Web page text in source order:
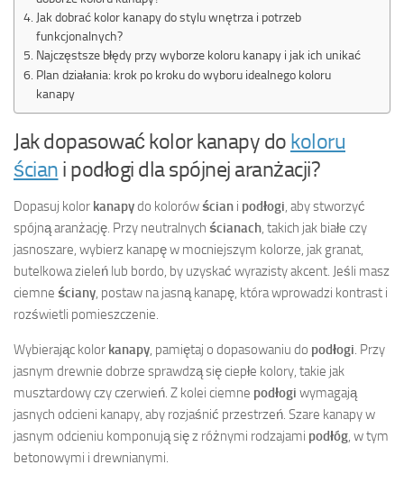
Jak dobrać kolor kanapy do stylu wnętrza i potrzeb
funkcjonalnych?
Najczęstsze błędy przy wyborze koloru kanapy i jak ich unikać
Plan działania: krok po kroku do wyboru idealnego koloru
kanapy
Jak dopasować kolor kanapy do koloru
ścian i podłogi dla spójnej aranżacji?
Dopasuj kolor kanapydo kolorówścian i podłogi , aby stworzyć
spójną aranżację. Przy neutralnych ścianach , takich jak białe czy
jasnoszare, wybierz kanapę w mocniejszym kolorze, jak granat,
butelkowa zieleń lub bordo, by uzyskać wyrazisty akcent. Jeśli masz
ciemne ściany , postaw na jasną kanapę, która wprowadzi kontrast i
rozświetli pomieszczenie.
Wybierając kolor kanapy , pamiętaj o dopasowaniu do podłogi . Przy
jasnym drewnie dobrze sprawdzą się ciepłe kolory, takie jak
musztardowy czy czerwień. Z kolei ciemne podłogi wymagają
jasnych odcieni kanapy, aby rozjaśnić przestrzeń. Szare kanapy w
jasnym odcieniu komponują się z różnymi rodzajami podłóg , w tym
betonowymi i drewnianymi.